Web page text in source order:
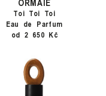
Toi Toi Toi
Eau de Parfum
od 2 650 Kč